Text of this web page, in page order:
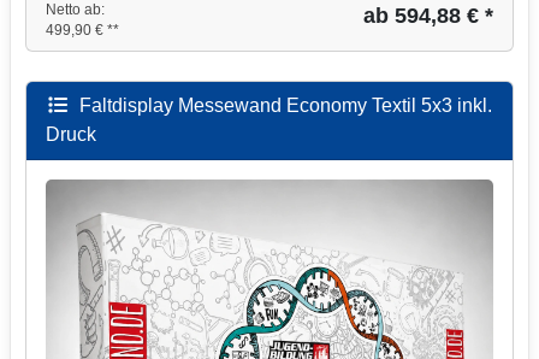
Netto ab:
499,90 € **
ab 594,88 € *
Faltdisplay Messewand Economy Textil 5x3 inkl.
Druck